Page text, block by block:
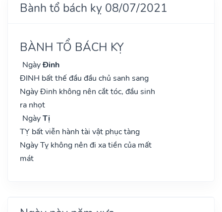
Bành tổ bách kỵ 08/07/2021
BÀNH TỔ BÁCH KỴ
NgàyĐinh
ĐINH bất thế đầu đầu chủ sanh sang
Ngày Đinh không nên cắt tóc, đầu sinh
ra nhọt
NgàyTị
TỴ bất viễn hành tài vật phục tàng
Ngày Tỵ không nên đi xa tiền của mất
mát